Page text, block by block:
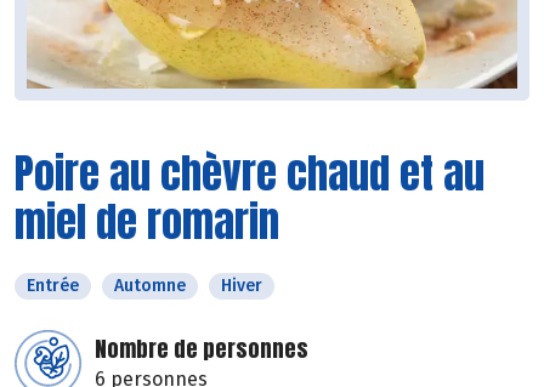
Poire au chèvre chaud et au
miel de romarin
Entrée Automne Hiver
Nombre de personnes
6 personnes